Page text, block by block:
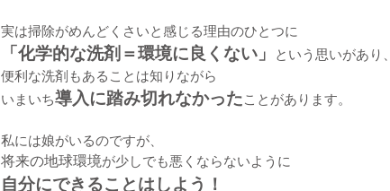
実は掃除がめんどくさいと感じる理由のひとつに
「化学的な洗剤＝環境に良くない」
という思いがあり、
便利な洗剤もあることは知りながら
いまいち導入に踏み切れなかったことがあります。
私には娘がいるのですが、
将来の地球環境が少しでも悪くならないように
自分にできることはしよう！